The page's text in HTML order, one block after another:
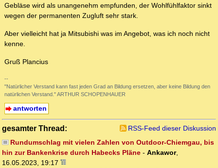
Gebläse wird als unangenehm empfunden, der Wohlfühlfaktor sinkt
wegen der permanenten Zugluft sehr stark.
Aber vielleicht hat ja Mitsubishi was im Angebot, was ich noch nicht
kenne.
Gruß Plancius
--
"Natürlicher Verstand kann fast jeden Grad an Bildung ersetzen, aber keine Bildung den
natürlichen Verstand." ARTHUR SCHOPENHAUER
antworten
gesamter Thread:
RSS-Feed dieser Diskussion
Rundumschlag mit vielen Zahlen von Outdoor-Chiemgau, bis
hin zur Bankenkrise durch Habecks Pläne - Ankawor,
16.05.2023, 19:17